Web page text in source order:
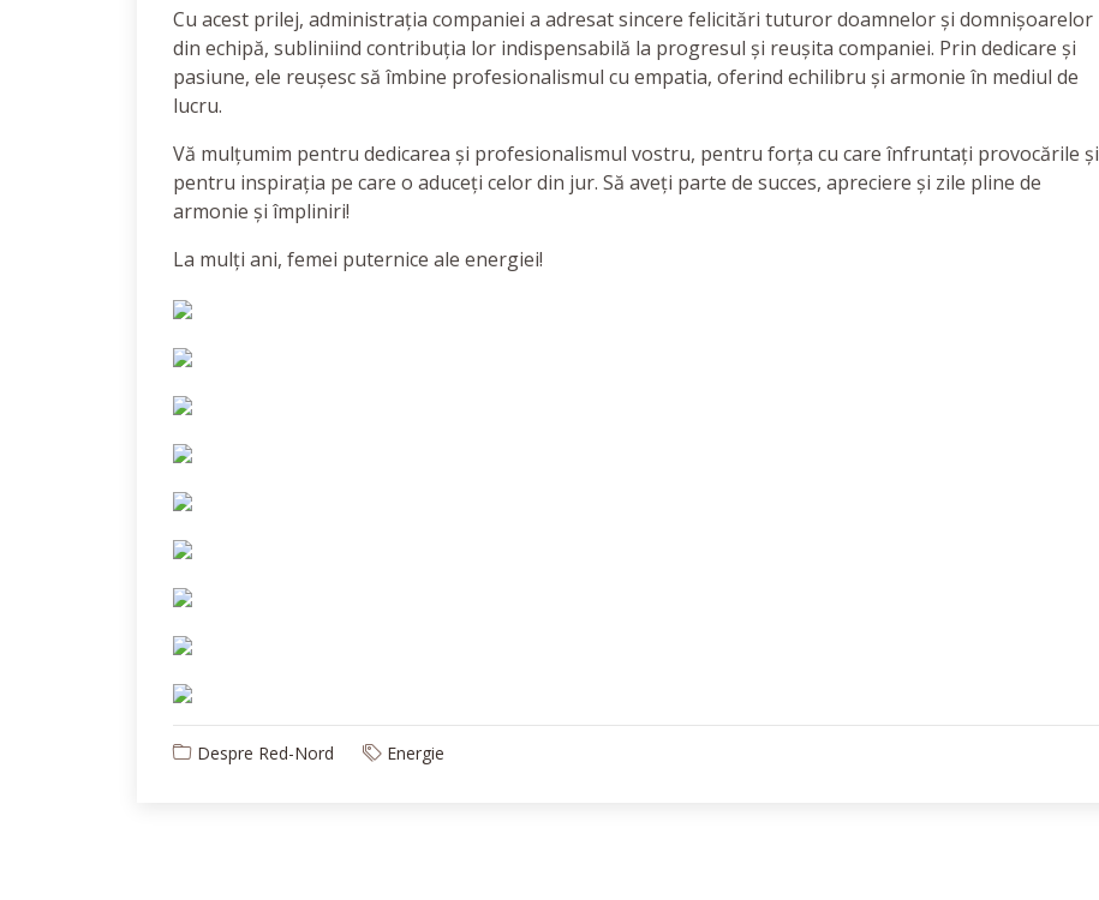
Cu acest prilej, administrația companiei a adresat sincere felicitări tuturor doamnelor și domnișoarelor
din echipă, subliniind contribuția lor indispensabilă la progresul și reușita companiei. Prin dedicare și
pasiune, ele reușesc să îmbine profesionalismul cu empatia, oferind echilibru și armonie în mediul de
lucru.
Vă mulțumim pentru dedicarea și profesionalismul vostru, pentru forța cu care înfruntați provocările și
pentru inspirația pe care o aduceți celor din jur. Să aveți parte de succes, apreciere și zile pline de
armonie și împliniri!
La mulți ani, femei puternice ale energiei!
Despre Red-Nord Energie